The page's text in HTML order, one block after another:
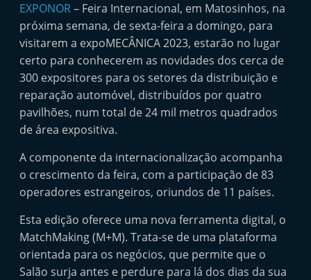
o
A
f
t
e
r
r
t
A
u
EXPONOR– Feira Internacional, em Matosinhos, na
próxima semana, de sexta-feira a domingo, para
visitarem a expoMECÂNICA 2023, estarão no lugar
certo para conhecerem as novidades dos cerca de
300 expositores para os setores da distribuição e
reparação automóvel, distribuídos por quatro
pavilhões, num total de 24 mil metros quadrados
de área expositiva.
A componente da internacionalização acompanha
o crescimento da feira, com a participação de 83
operadores estrangeiros, oriundos de 11 países.
Esta edição oferece uma nova ferramenta digital, o
MatchMaking (M+M). Trata-se de uma plataforma
orientada para os negócios, que permite que o
Salão surja antes e perdure para lá dos dias da sua